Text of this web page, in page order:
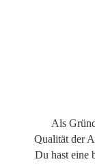
Als
Qualität der
Du hast eine